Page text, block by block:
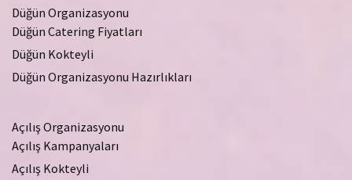
Düğün Organizasyonu
Düğün Catering Fiyatları
Düğün Kokteyli
Düğün Organizasyonu Hazırlıkları
Açılış Organizasyonu
Açılış Kampanyaları
Açılış Kokteyli